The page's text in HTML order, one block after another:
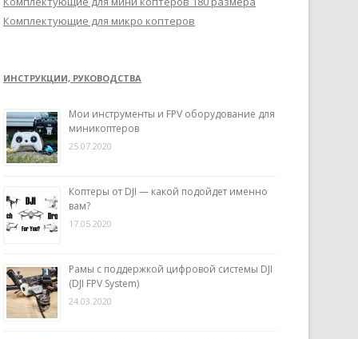
Комплектующие для микро коптеров
ИНСТРУКЦИИ, РУКОВОДСТВА
Мои инструменты и FPV оборудование для
миникоптеров
25.07.2020
Коптеры от DJI — какой подойдет именно
вам?
17.05.2020
Рамы с поддержкой цифровой системы DJI
(DJI FPV System)
24.03.2020